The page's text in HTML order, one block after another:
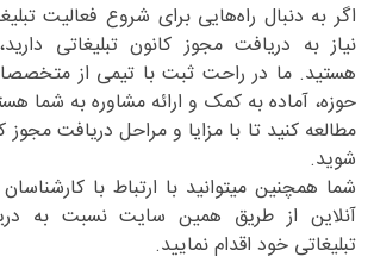
اگر به دنبال راه‌هایی برای شروع فعالیت
نیاز به دریافت مجوز کانون تبلیغاتی
هستید. ما در راحت ثبت با تیمی از
حوزه، آماده به کمک و ارائه مشاوره به شما
مطالعه کنید تا با مزایا و مراحل دریافت مجوز
شوید.
شما همچنین میتوانید با ارتباط با
آنلاین از طریق همین سایت نسبت به
تبلیغاتی خود اقدام نمایید.